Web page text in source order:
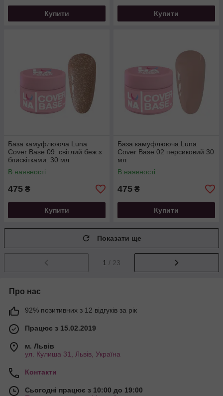
Купити Купити
База камуфлююча Luna
Cover Base 09. світлий беж з
блискітками. 30 мл
В наявності
475 ₴
Купити
База камуфлююча Luna
Cover Base 02 персиковий 30
мл
В наявності
475 ₴
Купити
Показати ще
1 / 23
Про нас
92% позитивних з 12 відгуків за рік
Працює з 15.02.2019
м. Львів
ул. Кулиша 31, Львів, Україна
Контакти
Сьогодні працює з 10:00 до 19:00